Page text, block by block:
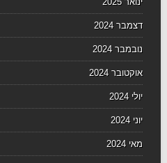
דצמבר 2024
נובמבר 2024
אוקטובר 2024
יולי 2024
יוני 2024
מאי 2024